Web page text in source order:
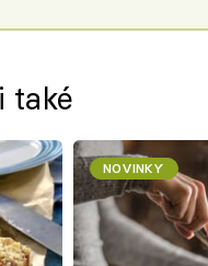
také
NOVINKY